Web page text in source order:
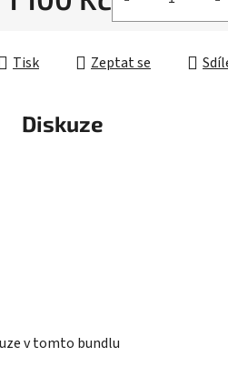
hvězdiček.
Tisk Zeptat se
Diskuze
v tomto bundlu